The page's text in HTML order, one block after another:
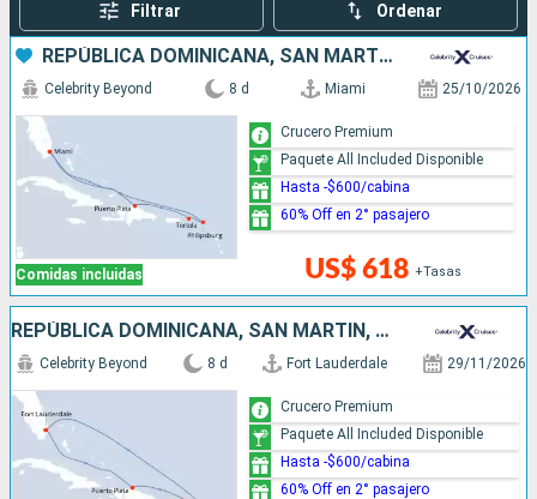
Filtrar Ordenar
REPÚBLICA DOMINICANA, SAN MARTÍN, ESTADOS UNIDOS
Comidas incluidas
Celebrity Beyond 8 d Miami 25/10/2026
US$ 618 +Tasas
Crucero Premium
Paquete All Included Disponible
Hasta -$600/cabina
60% Off en 2° pasajero
REPÚBLICA DOMINICANA, SAN MARTÍN, ESTADOS UNIDOS
Celebrity Beyond 8 d Fort Lauderdale 29/11/2026
Crucero Premium
Paquete All Included Disponible
Hasta -$600/cabina
60% Off en 2° pasajero